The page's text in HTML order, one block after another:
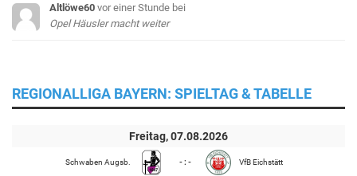
Altlöwe60 vor einer Stunde bei
Opel Häusler macht weiter
REGIONALLIGA BAYERN: SPIELTAG & TABELLE
Freitag, 07.08.2026
Schwaben Augsb. - : - VfB Eichstätt